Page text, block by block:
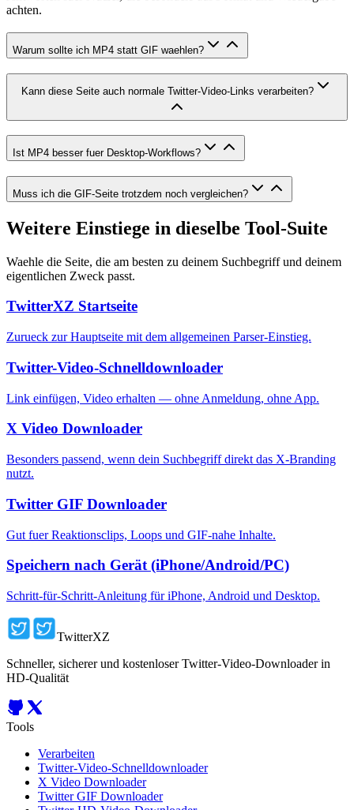
achten.
Warum sollte ich MP4 statt GIF waehlen?
Kann diese Seite auch normale Twitter-Video-Links verarbeiten?
Ist MP4 besser fuer Desktop-Workflows?
Muss ich die GIF-Seite trotzdem noch vergleichen?
Weitere Einstiege in dieselbe Tool-Suite
Waehle die Seite, die am besten zu deinem Suchbegriff und deinem
eigentlichen Zweck passt.
TwitterXZ Startseite
Zurueck zur Hauptseite mit dem allgemeinen Parser-Einstieg.
Twitter-Video-Schnelldownloader
Link einfügen, Video erhalten — ohne Anmeldung, ohne App.
X Video Downloader
Besonders passend, wenn dein Suchbegriff direkt das X-Branding
nutzt.
Twitter GIF Downloader
Gut fuer Reaktionsclips, Loops und GIF-nahe Inhalte.
Speichern nach Gerät (iPhone/Android/PC)
Schritt-für-Schritt-Anleitung für iPhone, Android und Desktop.
TwitterXZ
Schneller, sicherer und kostenloser Twitter-Video-Downloader in
HD-Qualität
Tools
Verarbeiten
Twitter-Video-Schnelldownloader
X Video Downloader
Twitter GIF Downloader